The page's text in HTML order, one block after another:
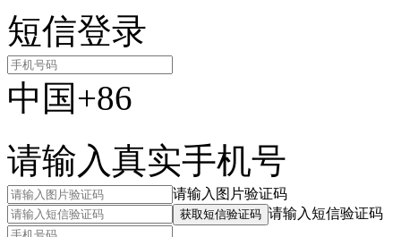
短信登录
中国+86
请输入真实手机号
请输入图片验证码
获取短信验证码 请输入短信验证码